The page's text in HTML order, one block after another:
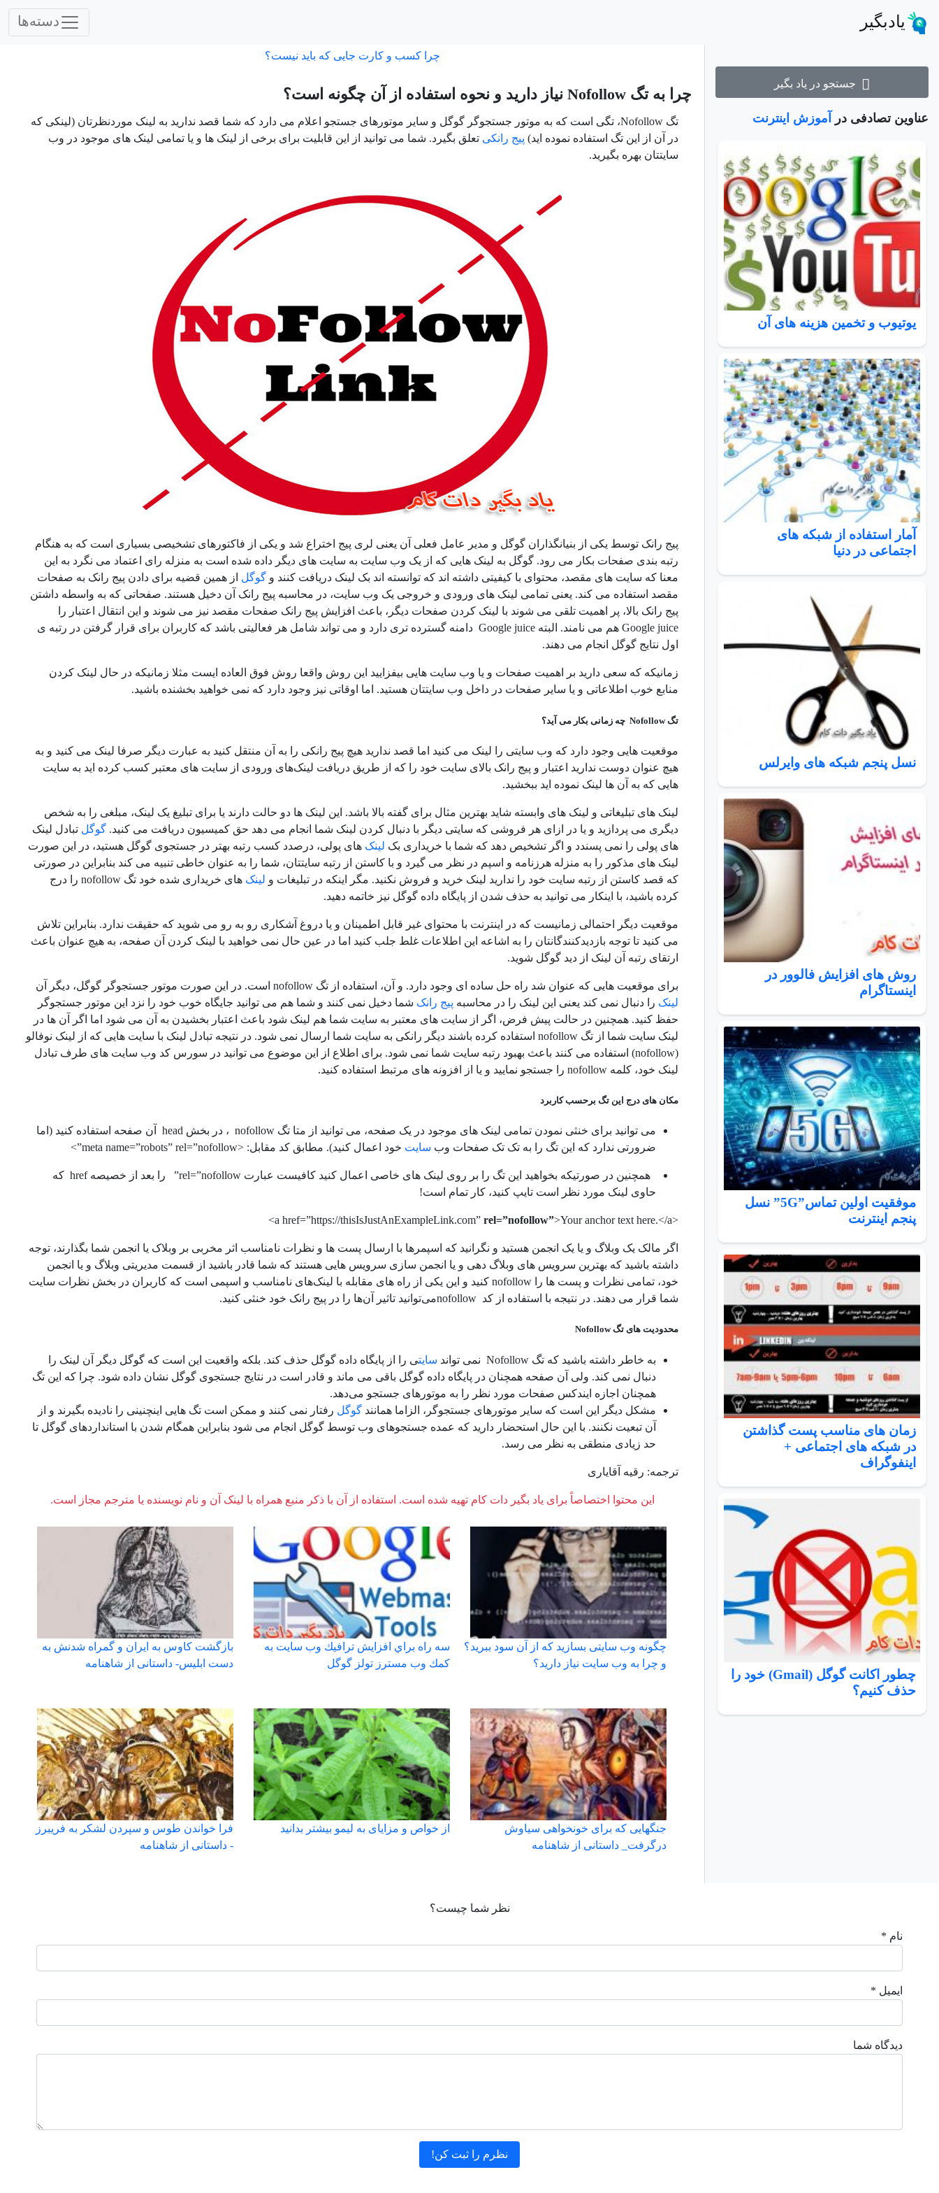
یادبگیر دسته‌ها
جستجو در یاد بگیر
عناوین تصادفی در آموزش اینترنت
یوتیوب و تخمین هزینه های آن
آمار استفاده از شبکه های
اجتماعی در دنیا
نسل پنجم شبکه های وایرلس
روش های افزایش فالوور در
اینستاگرام
موفقیت اولین تماس”5G” نسل
پنجم اینترنت
زمان های مناسب پست گذاشتن
در شبکه های اجتماعی +
اینفوگراف
چطور اکانت گوگل (Gmail) خود را
حذف کنیم؟
چرا کسب و کارت جایی که باید نیست؟
چرا به تگ Nofollow نیاز دارید و نحوه استفاده از آن چگونه است؟
تگ Nofollow، تگی است که به موتور جستجوگر گوگل و سایر موتورهای جستجو اعلام می دارد که شما قصد ندارید به لینک موردنظرتان (لینکی که
در آن از این تگ استفاده نموده اید) پیج رانکی تعلق بگیرد. شما می توانید از این قابلیت برای برخی از لینک ها و یا تمامی لینک های موجود در وب
سایتتان بهره بگیرید.
پیج رانک توسط یکی از بنیانگذاران گوگل و مدیر عامل فعلی آن یعنی لری پیج اختراع شد و یکی از فاکتورهای تشخیصی بسیاری است که به هنگام
رتبه بندی صفحات بکار می رود. گوگل به لینک هایی که از یک وب سایت به سایت های دیگر داده شده است به منزله رای اعتماد می نگرد به این
معنا که سایت های مقصد، محتوای با کیفیتی داشته اند که توانسته اند بک لینک دریافت کنند و گوگل از همین قضیه برای دادن پیج رانک به صفحات
مقصد استفاده می کند. یعنی تمامی لینک های ورودی و خروجی یک وب سایت، در محاسبه پیج رانک آن دخیل هستند. صفحاتی که به واسطه داشتن
پیج رانک بالا، پر اهمیت تلقی می شوند با لینک کردن صفحات دیگر، باعث افزایش پیج رانک صفحات مقصد نیز می شوند و این انتقال اعتبار را
Google juice هم می نامند. البته Google juice دامنه گسترده تری دارد و می تواند شامل هر فعالیتی باشد که کاربران برای قرار گرفتن در رتبه ی
اول نتایج گوگل انجام می دهند.
زمانیکه که سعی دارید بر اهمیت صفحات و یا وب سایت هایی بیفزایید این روش واقعا روش فوق العاده ایست مثلا زمانیکه در حال لینک کردن
منابع خوب اطلاعاتی و یا سایر صفحات در داخل وب سایتتان هستید. اما اوقاتی نیز وجود دارد که نمی خواهید بخشنده باشید.
تگ Nofollow چه زمانی بکار می آید؟
موقعیت هایی وجود دارد که وب سایتی را لینک می کنید اما قصد ندارید هیچ پیج رانکی را به آن منتقل کنید به عبارت دیگر صرفا لینک می کنید و به
هیچ عنوان دوست ندارید اعتبار و پیج رانک بالای سایت خود را که از طریق دریافت لینک‌های ورودی از سایت های معتبر کسب کرده اید به سایت
هایی که به آن ها لینک نموده اید ببخشید.
لینک های تبلیغاتی و لینک های وابسته شاید بهترین مثال برای گفته بالا باشد. این لینک ها دو حالت دارند یا برای تبلیغ یک لینک، مبلغی را به شخص
دیگری می پردازید و یا در ازای هر فروشی که سایتی دیگر با دنبال کردن لینک شما انجام می دهد حق کمیسیون دریافت می کنید. گوگل تبادل لینک
های پولی را نمی پسندد و اگر تشخیص دهد که شما با خریداری بک لینک های پولی، درصدد کسب رتبه بهتر در جستجوی گوگل هستید، در این صورت
لینک های مذکور را به منزله هرزنامه و اسپم در نظر می گیرد و با کاستن از رتبه سایتتان، شما را به عنوان خاطی تنبیه می کند بنابراین در صورتی
که قصد کاستن از رتبه سایت خود را ندارید لینک خرید و فروش نکنید. مگر اینکه در تبلیغات و لینک
های خریداری شده خود تگ nofollow را درج
کرده باشید، با اینکار می توانید به حذف شدن از پایگاه داده گوگل نیز خاتمه دهید.
موقعیت دیگر احتمالی زمانیست که در اینترنت با محتوای غیر قابل اطمینان و یا دروغ آشکاری رو به رو می شوید که حقیقت ندارد. بنابراین تلاش
می کنید تا توجه بازدیدکنندگانتان را به اشاعه این اطلاعات غلط جلب کنید اما در عین حال نمی خواهید با لینک کردن آن صفحه، به هیچ عنوان باعث
ارتقای رتبه آن لینک از دید گوگل شوید.
برای موقعیت هایی که عنوان شد راه حل ساده ای وجود دارد. و آن، استفاده از تگ nofollow است. در این صورت موتور جستجوگر گوگل، دیگر آن
لینک را دنبال نمی کند یعنی این لینک را در محاسبه پیج رانک شما دخیل نمی کنند و شما هم می توانید جایگاه خوب خود را نزد این موتور جستجوگر
حفظ کنید. همچنین در حالت پیش فرض، اگر از سایت های معتبر به سایت شما هم لینک شود باعث اعتبار بخشیدن به آن می شود اما اگر آن ها در
لینک سایت شما از تگ nofollow استفاده کرده باشند دیگر رانکی به سایت شما ارسال نمی شود. در نتیجه تبادل لینک با سایت هایی که از لینک نوفالو
(nofollow) استفاده می کنند باعث بهبود رتبه سایت شما نمی شود. برای اطلاع از این موضوع می توانید در سورس کد وب سایت های طرف تبادل
لینک خود، کلمه nofollow را جستجو نمایید و یا از افزونه های مرتبط استفاده کنید.
مکان های درج این تگ برحسب کاربرد
می توانید برای خنثی نمودن تمامی لینک های موجود در یک صفحه، می توانید از متا تگ nofollow ، در بخش head آن صفحه استفاده کنید (اما
ضرورتی ندارد که این تگ را به تک تک صفحات وب سایت خود اعمال کنید). مطابق کد مقابل: <meta name=”robots” rel=”nofollow”>
همچنین در صورتیکه بخواهید این تگ را بر روی لینک های خاصی اعمال کنید کافیست عبارت rel=”nofollow” را بعد از خصیصه href که
حاوی لینک مورد نظر است تایپ کنید، کار تمام است!
<a href=”https://thisIsJustAnExampleLink.com”
rel=”nofollow”>Your anchor text here.</a>
اگر مالک یک وبلاگ و یا یک انجمن هستید و نگرانید که اسپمرها با ارسال پست ها و نظرات نامناسب اثر مخربی بر وبلاک یا انجمن شما بگذارند، توجه
داشته باشید که بهترین سرویس های وبلاگ دهی و یا انجمن سازی سرویس هایی هستند که شما قادر باشید از قسمت مدیریتی وبلاگ و یا انجمن
خود، تمامی نظرات و پست ها را nofollow کنید و این یکی از راه های مقابله با لینک‌های نامناسب و اسپمی است که کاربران در بخش نظرات سایت
شما قرار می دهند. در نتیجه با استفاده از کد nofollowمی‌توانید تاثیر آن‌ها را در پیج رانک خود خنثی کنید.
محدودیت های تگ Nofollow
به خاطر داشته باشید که تگ Nofollow نمی تواند سایتی را از پایگاه داده گوگل حذف کند. بلکه واقعیت این است که گوگل دیگر آن لینک را
دنبال نمی کند. ولی آن صفحه همچنان در پایگاه داده گوگل باقی می ماند و قادر است در نتایج جستجوی گوگل نشان داده شود. چرا که این تگ
همچنان اجازه ایندکس صفحات مورد نظر را به موتورهای جستجو می‌دهد.
مشکل دیگر این است که سایر موتورهای جستجوگر، الزاما همانند گوگل رفتار نمی کنند و ممکن است تگ هایی اینچنینی را نادیده بگیرند و از
آن تبعیت نکنند. با این حال استحضار دارید که عمده جستجوهای وب توسط گوگل انجام می شود بنابراین همگام شدن با استانداردهای گوگل تا
حد زیادی منطقی به نظر می رسد.
ترجمه: رقیه آقایاری
این محتوا اختصاصاً برای یاد بگیر دات کام تهیه شده است. استفاده از آن با ذکر منبع همراه با لینک آن و نام نویسنده یا مترجم مجاز است.
چگونه وب سایتی بسازید که از آن سود ببرید؟
و چرا به وب سایت نیاز دارید؟
سه راه براي افزايش ترافيك وب سايت به
كمك وب مسترز تولز گوگل
بازگشت کاوس به ایران و گمراه شدنش به
دست ابلیس- داستانی از شاهنامه
جنگهایی که برای خونخواهی سیاوش
درگرفت_ داستانی از شاهنامه
از خواص و مزایای به لیمو بیشتر بدانید
فرا خواندن طوس و سپردن لشکر به فریبرز
- داستانی از شاهنامه
نظر شما چیست؟
نام *
ایمیل *
دیدگاه شما